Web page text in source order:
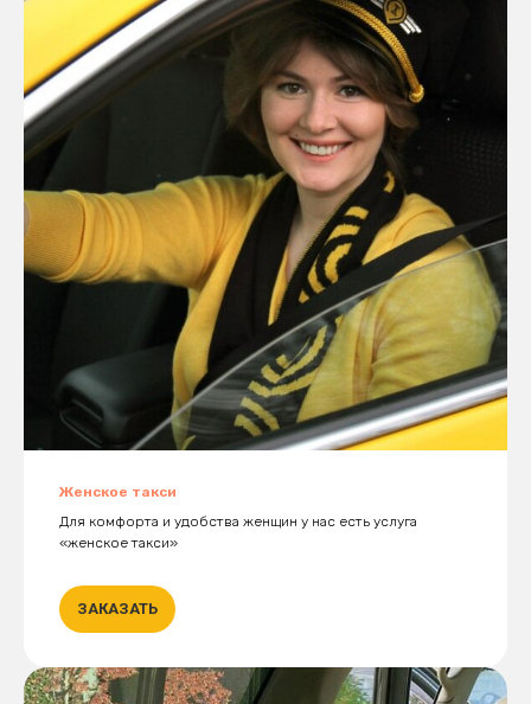
Женское такси
Для комфорта и удобства женщин у нас есть услуга
«женское такси»
ЗАКАЗАТЬ